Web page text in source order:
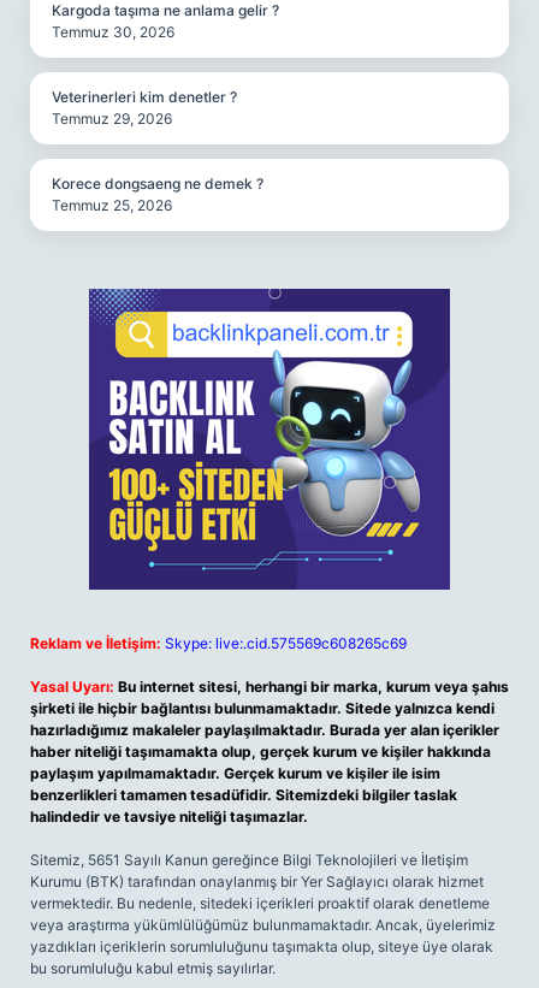
Kargoda taşıma ne anlama gelir ?
Temmuz 30, 2026
Veterinerleri kim denetler ?
Temmuz 29, 2026
Korece dongsaeng ne demek ?
Temmuz 25, 2026
Reklam ve İletişim: Skype: live:.cid.575569c608265c69
Yasal Uyarı: Bu internet sitesi, herhangi bir marka, kurum veya şahıs
şirketi ile hiçbir bağlantısı bulunmamaktadır. Sitede yalnızca kendi
hazırladığımız makaleler paylaşılmaktadır. Burada yer alan içerikler
haber niteliği taşımamakta olup, gerçek kurum ve kişiler hakkında
paylaşım yapılmamaktadır. Gerçek kurum ve kişiler ile isim
benzerlikleri tamamen tesadüfidir. Sitemizdeki bilgiler taslak
halindedir ve tavsiye niteliği taşımazlar.
Sitemiz, 5651 Sayılı Kanun gereğince Bilgi Teknolojileri ve İletişim
Kurumu (BTK) tarafından onaylanmış bir Yer Sağlayıcı olarak hizmet
vermektedir. Bu nedenle, sitedeki içerikleri proaktif olarak denetleme
veya araştırma yükümlülüğümüz bulunmamaktadır. Ancak, üyelerimiz
yazdıkları içeriklerin sorumluluğunu taşımakta olup, siteye üye olarak
bu sorumluluğu kabul etmiş sayılırlar.